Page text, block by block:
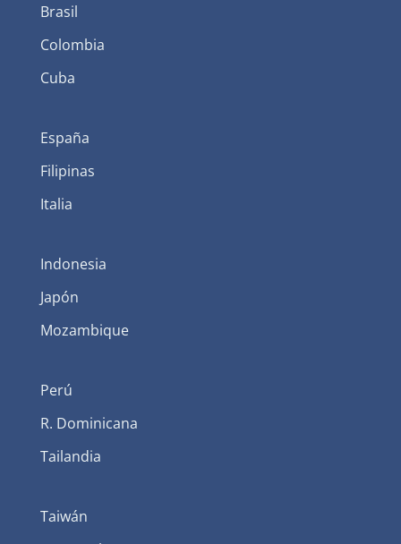
Brasil
Colombia
Cuba
España
Filipinas
Italia
Indonesia
Japón
Mozambique
Perú
R. Dominicana
Tailandia
Taiwán